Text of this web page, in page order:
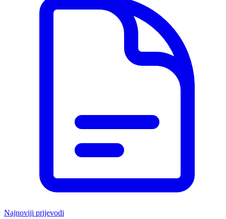
Najnoviji prijevodi